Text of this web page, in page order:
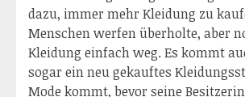
dazu, immer mehr Kleidung zu
Menschen werfen überholte, aber
Kleidung einfach weg. Es kommt
sogar ein neu gekauftes
Mode kommt, bevor seine